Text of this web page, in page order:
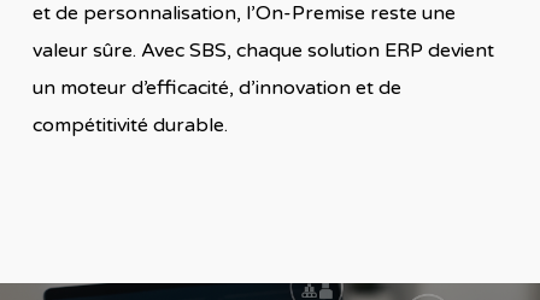
et de personnalisation, l’On-Premise reste une
valeur sûre. Avec SBS, chaque solution ERP devient
un moteur d’efficacité, d’innovation et de
compétitivité durable.